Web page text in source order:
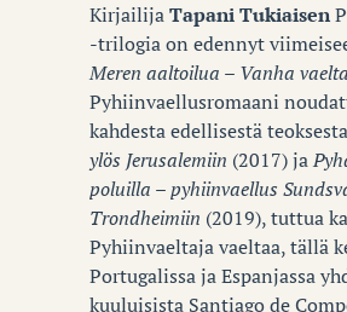
KirjailijaTapani Tukiaisen
-trilogia on edennyt
Meren aaltoilua – Vanha
Pyhiinvaellusromaani
kahdesta edellisestä
ylös Jerusalemiin (2017) ja
poluilla – pyhiinvaellus
Trondheimiin (2019), tuttua
Pyhiinvaeltaja vaeltaa, tällä
Portugalissa ja Espanjassa
kuuluisista Santiago de